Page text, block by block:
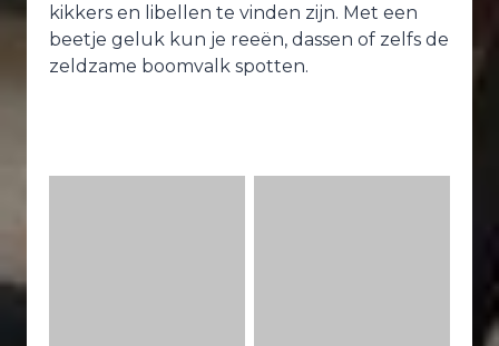
kikkers en libellen te vinden zijn. Met een
beetje geluk kun je reeën, dassen of zelfs de
zeldzame boomvalk spotten.